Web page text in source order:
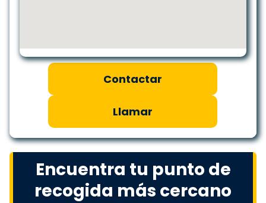
Contactar
Llamar
Encuentra tu punto de
recogida más cercano